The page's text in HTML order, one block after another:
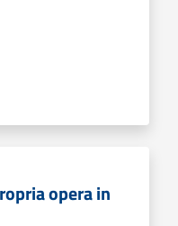
opera in